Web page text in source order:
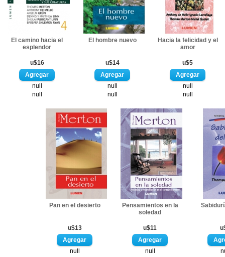
El camino hacia el
esplendor
u$16
null
null
El hombre nuevo
u$14
null
null
Hacia la felicidad y el
amor
u$5
null
null
Pan en el desierto
u$13
null
Pensamientos en la
soledad
u$11
null